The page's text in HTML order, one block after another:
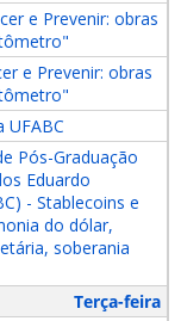
e Prevenir: obras
e Prevenir: obras
UFABC
Pós-Graduação
Eduardo
- Stablecoins e
do dólar,
soberania
Terça-feira